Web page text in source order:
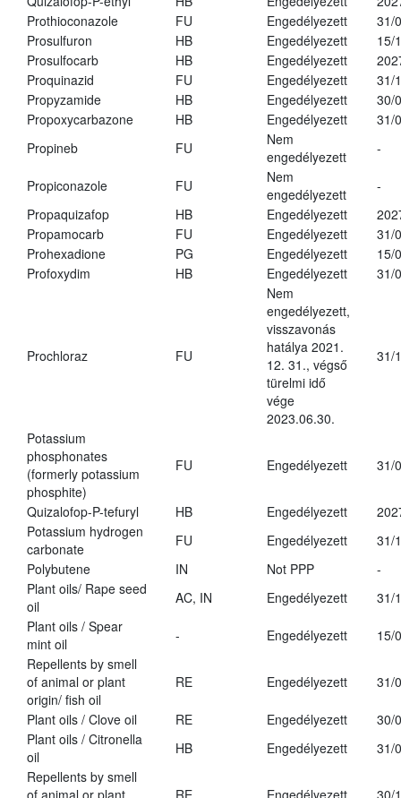
Prothioconazole
FU Engedélyezett
31/
Prosulfuron
HB Engedélyezett
15/
Prosulfocarb
HB Engedélyezett
Proquinazid
FU Engedélyezett
31/
Propyzamide
HB Engedélyezett
30/
Propoxycarbazone
HB Engedélyezett
31/
Propineb
FU
Nem
engedélyezett
-
Propiconazole FU
Nem
engedélyezett
-
Propaquizafop
HB Engedélyezett
Propamocarb
FU Engedélyezett
31/
Prohexadione
PG Engedélyezett
15/
Profoxydim
HB Engedélyezett 31/
Prochloraz FU
Nem
engedélyezett,
visszavonás
hatálya 2021.
12. 31., végső
türelmi idő
vége
2023.06.30.
31/
Potassium
phosphonates
(formerly potassium
phosphite)
FU Engedélyezett 31/
Quizalofop-P-tefuryl HB Engedélyezett
Potassium hydrogen
carbonate
FU Engedélyezett
31/
Polybutene
IN Not PPP
-
Plant oils/ Rape seed
oil
AC, IN Engedélyezett
31/
Plant oils / Spear
mint oil
- Engedélyezett
15/
Repellents by smell
of animal or plant
origin/ fish oil
RE Engedélyezett 31/
Plant oils / Clove oil RE Engedélyezett
30/
Plant oils / Citronella
oil
HB Engedélyezett
31/
Repellents by smell